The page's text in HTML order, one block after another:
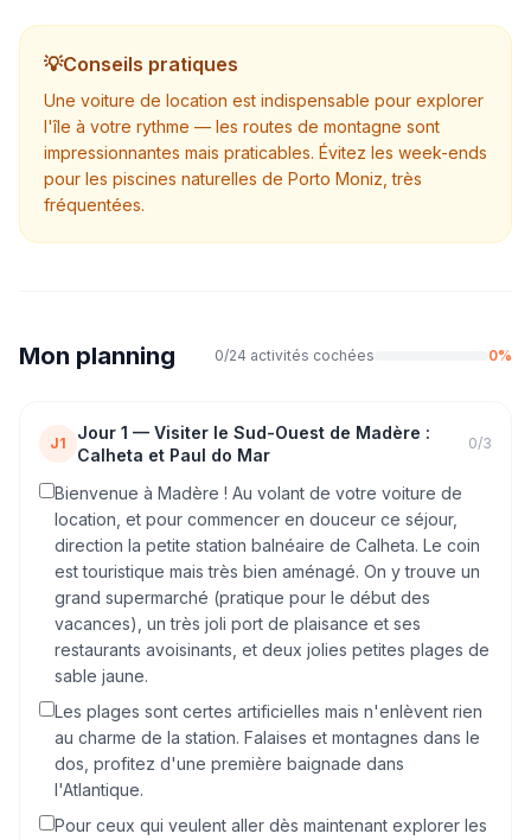
💡Conseils pratiques
Une voiture de location est indispensable pour explorer
l'île à votre rythme — les routes de montagne sont
impressionnantes mais praticables. Évitez les week-ends
pour les piscines naturelles de Porto Moniz, très
fréquentées.
Mon planning 0/24 activités cochées 0%
J1
Jour 1 — Visiter le Sud-Ouest de Madère :
Calheta et Paul do Mar
0/3
Bienvenue à Madère ! Au volant de votre voiture de
location, et pour commencer en douceur ce séjour,
direction la petite station balnéaire de Calheta. Le coin
est touristique mais très bien aménagé. On y trouve un
grand supermarché (pratique pour le début des
vacances), un très joli port de plaisance et ses
restaurants avoisinants, et deux jolies petites plages de
sable jaune.
Les plages sont certes artificielles mais n'enlèvent rien
au charme de la station. Falaises et montagnes dans le
dos, profitez d'une première baignade dans
l'Atlantique.
Pour ceux qui veulent aller dès maintenant explorer les